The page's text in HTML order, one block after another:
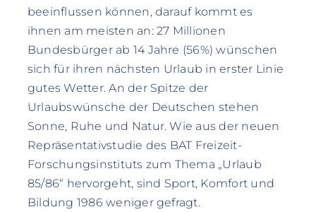
beeinflussen können, darauf kommt es
ihnen am meisten an: 27 Millionen
Bundesbürger ab 14 Jahre (56%) wünschen
sich für ihren nächsten Urlaub in erster Linie
gutes Wetter. An der Spitze der
Urlaubswünsche der Deutschen stehen
Sonne, Ruhe und Natur. Wie aus der neuen
Repräsentativstudie des BAT Freizeit-
Forschungsinstituts zum Thema „Urlaub
85/86“ hervorgeht, sind Sport, Komfort und
Bildung 1986 weniger gefragt.